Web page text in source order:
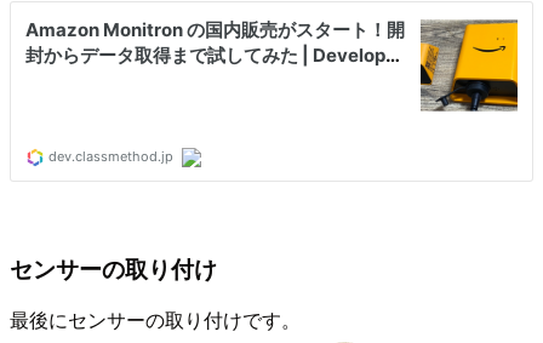
センサーの取り付け
最後にセンサーの取り付けです。